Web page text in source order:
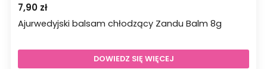
7,90 zł
Ajurwedyjski balsam chłodzący Zandu Balm 8g
DOWIEDZ SIĘ WIĘCEJ